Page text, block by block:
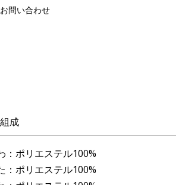
問い合わせ
成
：ポリエステル100%
：ポリエステル100%